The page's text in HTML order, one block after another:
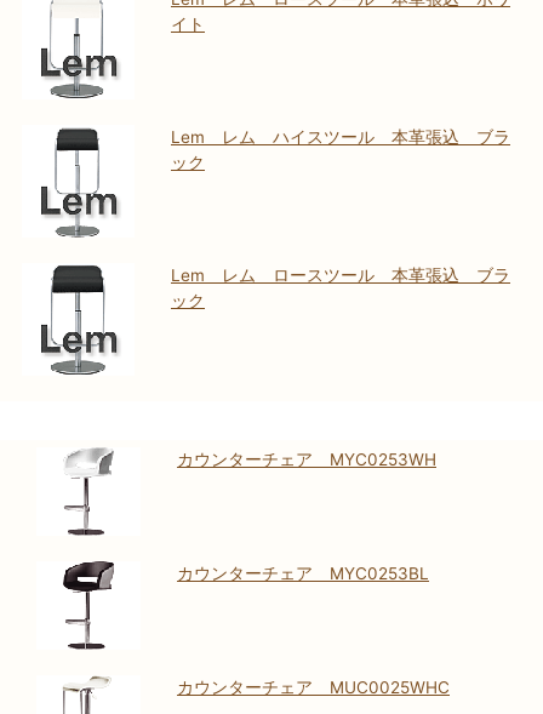
イト
Lem レム ハイスツール 本革張込 ブラ
ック
Lem レム ロースツール 本革張込 ブラ
ック
カウンターチェア MYC0253WH
カウンターチェア MYC0253BL
カウンターチェア MUC0025WHC